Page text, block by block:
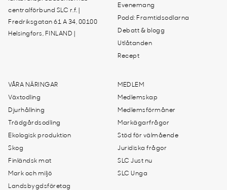
centralförbund SLC r.f. |
Fredriksgatan 61 A 34, 00100
Helsingfors, FINLAND |
Evenemang
Podd: Framtidsodlarna
Debatt & blogg
Utlåtanden
Recept
VÅRA NÄRINGAR
Växtodling
Djurhållning
Trädgårdsodling
Ekologisk produktion
Skog
Finländsk mat
Mark och miljö
Landsbygdsföretag
MEDLEM
Medlemskap
Medlemsförmåner
Markägarfrågor
Stöd för välmående
Juridiska frågor
SLC Just nu
SLC Unga